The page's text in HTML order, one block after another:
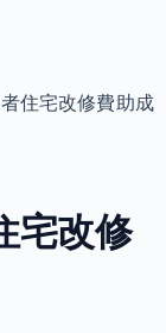
住宅改修費助成
宅改修